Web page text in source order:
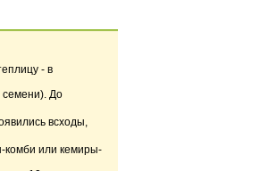
- в
семени). До
всходы,
комби или кемиры-